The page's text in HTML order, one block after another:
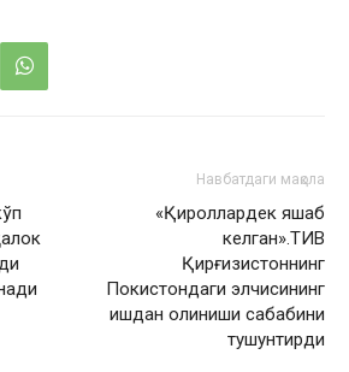
Навбатдаги мақола
«Қироллардек яшаб
келган».ТИВ
Қирғизистоннинг
Покистондаги элчисининг
ишдан олиниши сабабини
тушунтирди